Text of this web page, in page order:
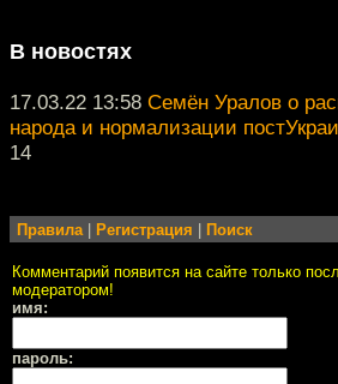
В новостях
17.03.22 13:58 Семён Уралов о
народа и нормализации
14
Правила| Регистрация Поиск
Комментарий появится на сайте только
модератором!
имя:
пароль: